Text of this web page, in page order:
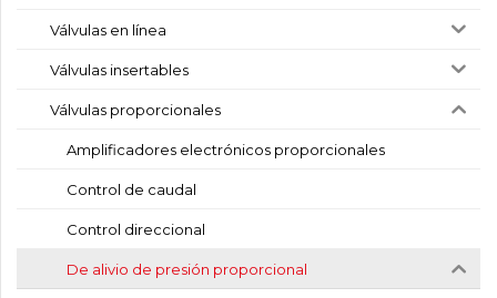
Válvulas en línea
Válvulas insertables
Válvulas proporcionales
Amplificadores electrónicos proporcionales
Control de caudal
Control direccional
De alivio de presión proporcional